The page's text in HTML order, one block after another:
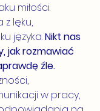
miłości.
z lęku,
języka. Nikt nas
jak rozmawiać
źle.
w pracy,